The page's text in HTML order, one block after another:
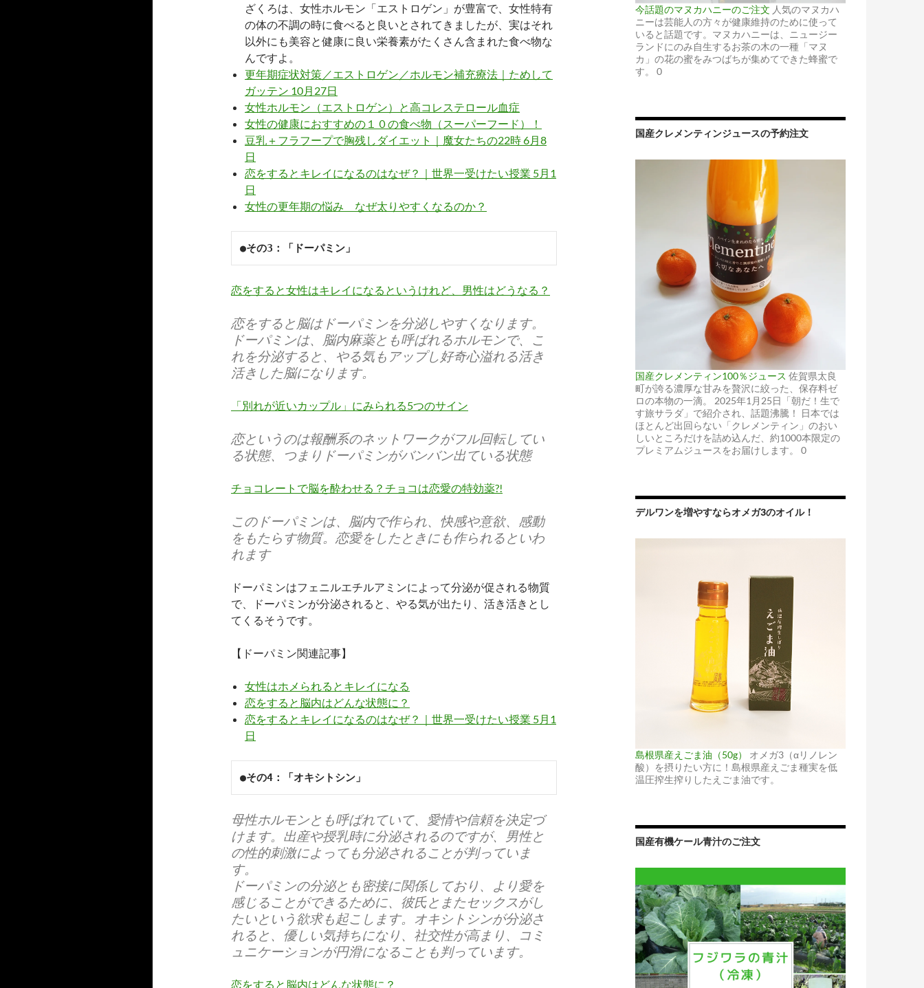
ざくろは、女性ホルモン「エストロゲン」が豊富で、女性特有
の体の不調の時に食べると良いとされてきましたが、実はそれ
以外にも美容と健康に良い栄養素がたくさん含まれた食べ物な
んですよ。
更年期症状対策／エストロゲン／ホルモン補充療法｜ためして
ガッテン 10月27日
女性ホルモン（エストロゲン）と高コレステロール血症
女性の健康におすすめの１０の食べ物（スーパーフード）！
豆乳＋フラフープで胸残しダイエット｜魔女たちの22時 6月8
日
恋をするとキレイになるのはなぜ？｜世界一受けたい授業 5月1
日
女性の更年期の悩み なぜ太りやすくなるのか？
●その3：「ドーパミン」
恋をすると女性はキレイになるというけれど、男性はどうなる？
恋をすると脳はドーパミンを分泌しやすくなります。
ドーパミンは、脳内麻薬とも呼ばれるホルモンで、こ
れを分泌すると、やる気もアップし好奇心溢れる活き
活きした脳になります。
「別れが近いカップル」にみられる5つのサイン
恋というのは報酬系のネットワークがフル回転してい
る状態、つまりドーパミンがバンバン出ている状態
チョコレートで脳を酔わせる？チョコは恋愛の特効薬?!
このドーパミンは、脳内で作られ、快感や意欲、感動
をもたらす物質。恋愛をしたときにも作られるといわ
れます
ドーパミンはフェニルエチルアミンによって分泌が促される物質
で、ドーパミンが分泌されると、やる気が出たり、活き活きとし
てくるそうです。
【ドーパミン関連記事】
女性はホメられるとキレイになる
恋をすると脳内はどんな状態に？
恋をするとキレイになるのはなぜ？｜世界一受けたい授業 5月1
日
●その4：「オキシトシン」
母性ホルモンとも呼ばれていて、愛情や信頼を決定づ
けます。出産や授乳時に分泌されるのですが、男性と
の性的刺激によっても分泌されることが判っていま
す。
ドーパミンの分泌とも密接に関係しており、より愛を
感じることができるために、彼氏とまたセックスがし
たいという欲求も起こします。オキシトシンが分泌さ
れると、優しい気持ちになり、社交性が高まり、コミ
ュニケーションが円滑になることも判っています。
恋をすると脳内はどんな状態に？
今話題のマヌカハニーのご注文 人気のマヌカハ
ニーは芸能人の方々が健康維持のために使って
いると話題です。マヌカハニーは、ニュージー
ランドにのみ自生するお茶の木の一種「マヌ
カ」の花の蜜をみつばちが集めてできた蜂蜜で
す。 0
国産クレメンティンジュースの予約注文
国産クレメンティン100％ジュース 佐賀県太良
町が誇る濃厚な甘みを贅沢に絞った、保存料ゼ
ロの本物の一滴。 2025年1月25日「朝だ！生で
す旅サラダ」で紹介され、話題沸騰！ 日本では
ほとんど出回らない「クレメンティン」のおい
しいところだけを詰め込んだ、約1000本限定の
プレミアムジュースをお届けします。 0
デルワンを増やすならオメガ3のオイル！
島根県産えごま油（50g）
オメガ3（αリノレン
酸）を摂りたい方に！島根県産えごま種実を低
温圧搾生搾りしたえごま油です。
国産有機ケール青汁のご注文